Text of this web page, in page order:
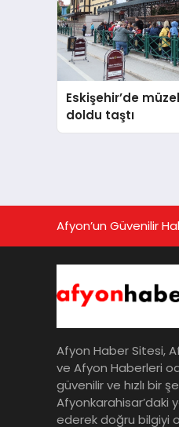
Eskişehir’de
doldu taştı
Afyon’un Güvenilir
Afyon Haber Sitesi,
ve Afyon Haberleri
güvenilir ve hızlı bir
Afyonkarahisar’daki
ederek doğru bilgiyi